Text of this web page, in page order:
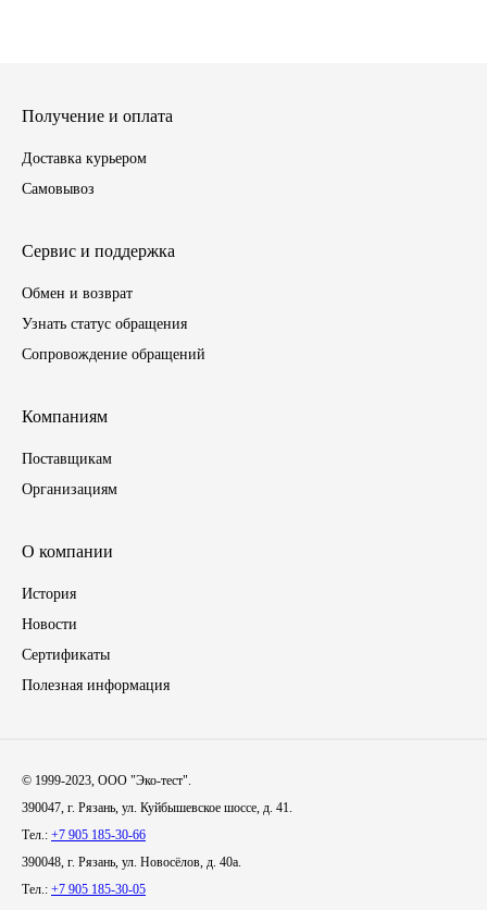
Автохимия
Материалы для ремонта
АКБ
Свечи
Лампы
Инструмент
Шланги, рукава
Книги, бланки
Получение и оплата
Доставка курьером
Самовывоз
Сервис и поддержка
Обмен и возврат
Узнать статус обращения
Сопровождение обращений
Компаниям
Поставщикам
Организациям
О компании
История
Новости
Сертификаты
Полезная информация
© 1999-2023, ООО "Эко-тест".
390047, г. Рязань, ул. Куйбышевское шоссе, д. 41.
Тел.: +7 905 185-30-66
390048, г. Рязань, ул. Новосёлов, д. 40а.
Тел.: +7 905 185-30-05